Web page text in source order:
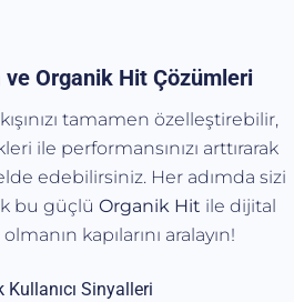
ve Organik Hit Çözümleri
tamamen özelleştirebilir,
ile performansınızı arttırarak
edebilirsiniz. Her adımda sizi
bu güçlü Organik Hit ile dijital
kapılarını aralayın!
Kullanıcı Sinyalleri